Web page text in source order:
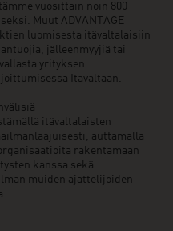
vuosittain noin 800
Muut ADVANTAGE
luomisesta itävaltalaisiin
jälleenmyyjiä tai
yrityksen
Itävaltaan.
itävaltalaisten
auttamalla
rakentamaan
kanssa sekä
muiden ajattelijoiden